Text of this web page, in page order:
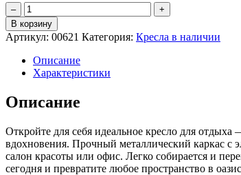
–
Количество
товара
Кресло
для
отдыха
"Регуляр"
экокожа
+
В корзину
Артикул: 00621 Категория: Кресла в наличии
Описание
Характеристики
Описание
Откройте для себя идеальное кресло для
вдохновения. Прочный металлический каркас с
салон красоты или офис. Легко собирается и
сегодня и превратите любое пространство в